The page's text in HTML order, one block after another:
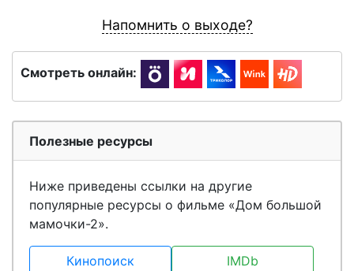
Напомнить о выходе?
Смотреть онлайн:
Полезные ресурсы
Ниже приведены ссылки на другие
популярные ресурсы о фильме «Дом большой
мамочки-2».
Кинопоиск
IMDb